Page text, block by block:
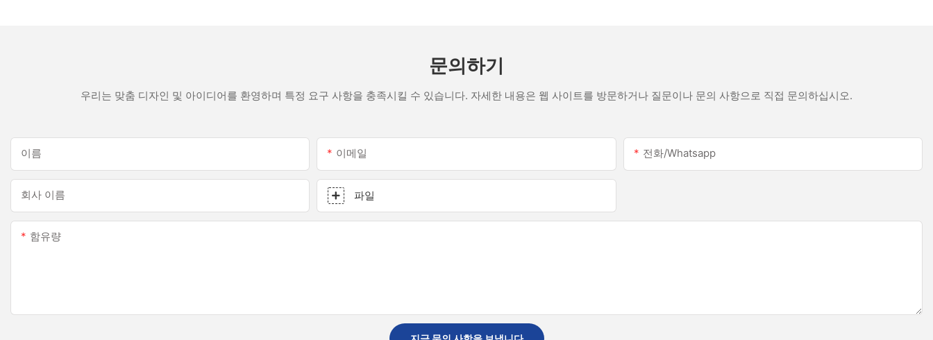
문의하기
우리는 맞춤 디자인 및 아이디어를 환영하며 특정 요구 사항을 충족시킬 수 있습니다. 자세한 내용은 웹 사이트를 방문하거나 질문이나 문의 사항으로 직접 문의하십시오.
이름 이메일 전화/whatsapp
회사 이름 파일
함유량